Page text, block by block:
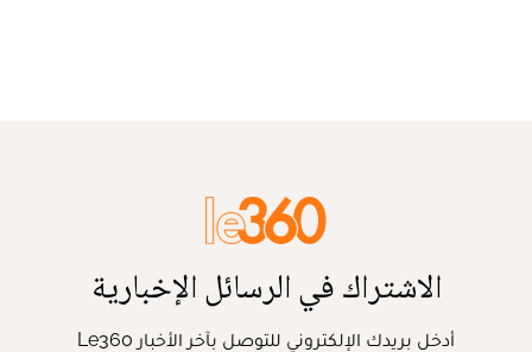
الاشتراك في الرسائل الإخبارية
أدخل بريدك الإلكتروني للتوصل بآخر الأخبار Le360